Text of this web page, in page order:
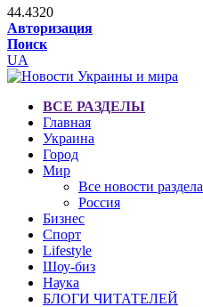
44.4320
Авторизация
Поиск
UA
ВСЕ РАЗДЕЛЫ
Главная
Украина
Город
Мир
Все новости раздела
Россия
Бизнес
Спорт
Lifestyle
Шоу-биз
Наука
БЛОГИ ЧИТАТЕЛЕЙ